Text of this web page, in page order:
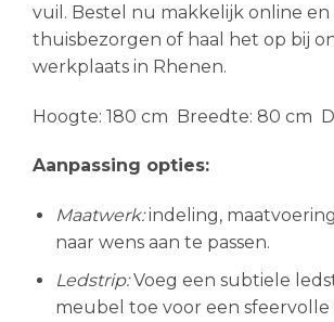
vuil. Bestel nu makkelijk online en
thuisbezorgen of haal het op bij
werkplaats in Rhenen.
Hoogte: 180 cm Breedte: 80 cm
Aanpassing opties:
Maatwerk:indeling,
naar wens aan te passen.
Ledstrip:Voeg een subtiele
meubel toe voor een